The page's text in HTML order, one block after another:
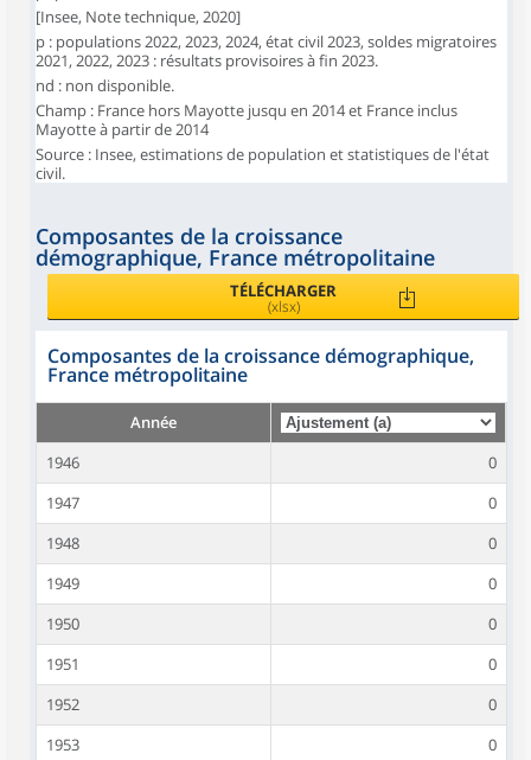
[Insee, Note technique, 2020]
p : populations 2022, 2023, 2024, état civil 2023, soldes migratoires
2021, 2022, 2023 : résultats provisoires à fin 2023.
nd : non disponible.
Champ : France hors Mayotte jusqu en 2014 et France inclus
Mayotte à partir de 2014
Source : Insee, estimations de population et statistiques de l'état
civil.
Composantes de la croissance
démographique, France métropolitaine
TÉLÉCHARGER
(xlsx)
Composantes de la croissance démographique,
France métropolitaine
Année
1946
0
1947
0
1948
0
1949
0
1950
0
1951
0
1952
0
1953
0